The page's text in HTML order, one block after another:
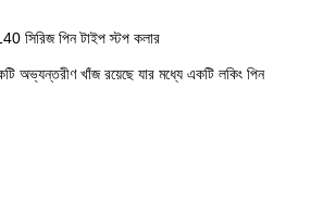
সিরিজ পিন টাইপ স্টপ কলার
অভ্যন্তরীণ খাঁজ রয়েছে যার মধ্যে একটি লকিং পিন